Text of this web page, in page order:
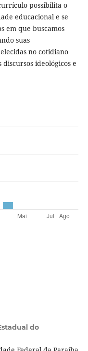
possibilita o
educacional e se
em que buscamos
suas
no cotidiano
ideológicos e
do